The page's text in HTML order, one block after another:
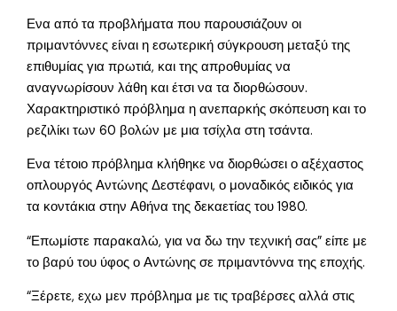
Ενα από τα προβλήματα που παρουσιάζουν οι
πριμαντόννες είναι η εσωτερική σύγκρουση μεταξύ της
επιθυμίας για πρωτιά, και της απροθυμίας να
αναγνωρίσουν λάθη και έτσι να τα διορθώσουν.
Χαρακτηριστικό πρόβλημα η ανεπαρκής σκόπευση και το
ρεζιλίκι των 60 βολών με μια τσίχλα στη τσάντα.
Ενα τέτοιο πρόβλημα κλήθηκε να διορθώσει ο αξέχαστος
οπλουργός Αντώνης Δεστέφανι, ο μοναδικός ειδικός για
τα κοντάκια στην Αθήνα της δεκαετίας του 1980.
“Επωμίστε παρακαλώ, για να δω την τεχνική σας” είπε με
το βαρύ του ύφος ο Αντώνης σε πριμαντόννα της εποχής.
“Ξέρετε, εχω μεν πρόβλημα με τις τραβέρσες αλλά στις